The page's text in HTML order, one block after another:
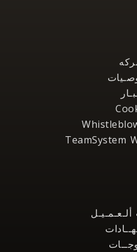
TeamSystem